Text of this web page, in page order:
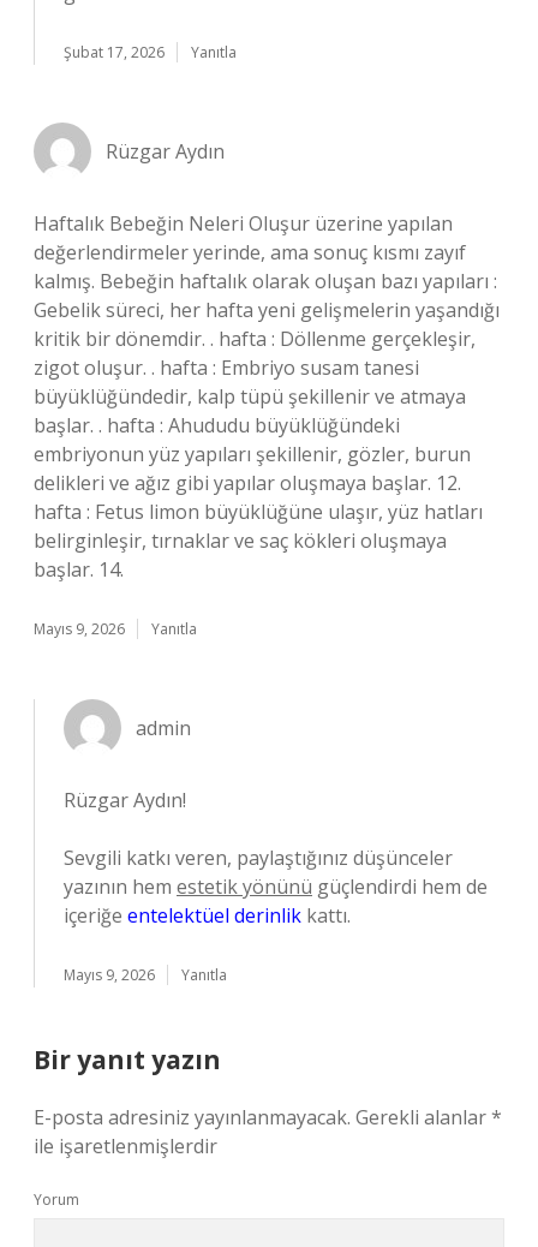
Şubat 17, 2026 Yanıtla
Rüzgar Aydın
Haftalık Bebeğin Neleri Oluşur üzerine yapılan
değerlendirmeler yerinde, ama sonuç kısmı zayıf
kalmış. Bebeğin haftalık olarak oluşan bazı yapıları :
Gebelik süreci, her hafta yeni gelişmelerin yaşandığı
kritik bir dönemdir. . hafta : Döllenme gerçekleşir,
zigot oluşur. . hafta : Embriyo susam tanesi
büyüklüğündedir, kalp tüpü şekillenir ve atmaya
başlar. . hafta : Ahududu büyüklüğündeki
embriyonun yüz yapıları şekillenir, gözler, burun
delikleri ve ağız gibi yapılar oluşmaya başlar. 12.
hafta : Fetus limon büyüklüğüne ulaşır, yüz hatları
belirginleşir, tırnaklar ve saç kökleri oluşmaya
başlar. 14.
Mayıs 9, 2026 Yanıtla
admin
Rüzgar Aydın!
Sevgili katkı veren, paylaştığınız düşünceler
yazının hem estetik yönünü güçlendirdi hem de
içeriğe entelektüel derinlik kattı.
Mayıs 9, 2026 Yanıtla
Bir yanıt yazın
E-posta adresiniz yayınlanmayacak. Gerekli alanlar*
ile işaretlenmişlerdir
Yorum